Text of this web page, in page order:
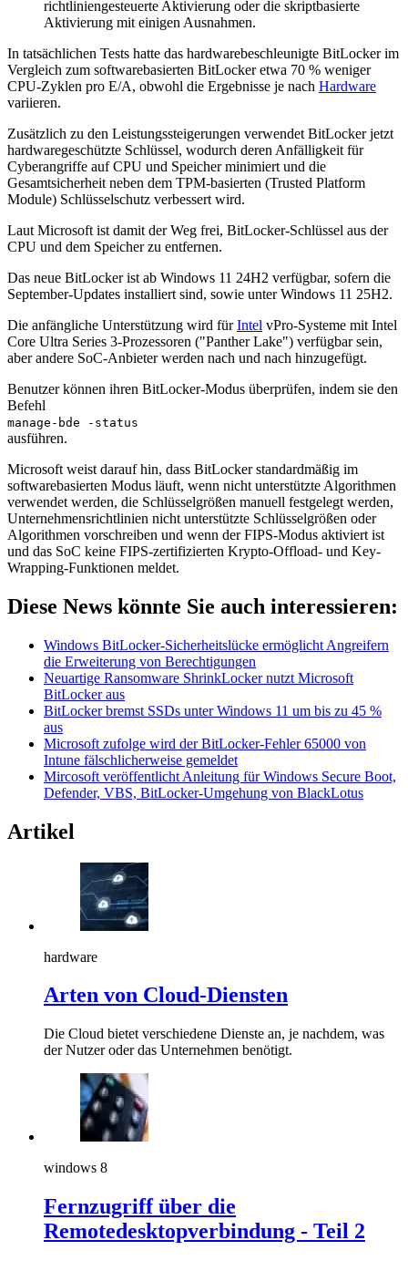
richtliniengesteuerte Aktivierung oder die skriptbasierte
Aktivierung mit einigen Ausnahmen.
In tatsächlichen Tests hatte das hardwarebeschleunigte BitLocker im
Vergleich zum softwarebasierten BitLocker etwa 70 % weniger
CPU-Zyklen pro E/A, obwohl die Ergebnisse je nach Hardware
variieren.
Zusätzlich zu den Leistungssteigerungen verwendet BitLocker jetzt
hardwaregeschützte Schlüssel, wodurch deren Anfälligkeit für
Cyberangriffe auf CPU und Speicher minimiert und die
Gesamtsicherheit neben dem TPM-basierten (Trusted Platform
Module) Schlüsselschutz verbessert wird.
Laut Microsoft ist damit der Weg frei, BitLocker-Schlüssel aus der
CPU und dem Speicher zu entfernen.
Das neue BitLocker ist ab Windows 11 24H2 verfügbar, sofern die
September-Updates installiert sind, sowie unter Windows 11 25H2.
Die anfängliche Unterstützung wird fürIntel vPro-Systeme mit Intel
Core Ultra Series 3-Prozessoren ("Panther Lake") verfügbar sein,
aber andere SoC-Anbieter werden nach und nach hinzugefügt.
Benutzer können ihren BitLocker-Modus überprüfen, indem sie den
Befehl
manage-bde -status
ausführen.
Microsoft weist darauf hin, dass BitLocker standardmäßig im
softwarebasierten Modus läuft, wenn nicht unterstützte Algorithmen
verwendet werden, die Schlüsselgrößen manuell festgelegt werden,
Unternehmensrichtlinien nicht unterstützte Schlüsselgrößen oder
Algorithmen vorschreiben und wenn der FIPS-Modus aktiviert ist
und das SoC keine FIPS-zertifizierten Krypto-Offload- und Key-
Wrapping-Funktionen meldet.
Diese News könnte Sie auch interessieren:
Windows BitLocker-Sicherheitslücke ermöglicht Angreifern
die Erweiterung von Berechtigungen
Neuartige Ransomware ShrinkLocker nutzt Microsoft
BitLocker aus
BitLocker bremst SSDs unter Windows 11 um bis zu 45 %
aus
Microsoft zufolge wird der BitLocker-Fehler 65000 von
Intune fälschlicherweise gemeldet
Mircosoft veröffentlicht Anleitung für Windows Secure Boot,
Defender, VBS, BitLocker-Umgehung von BlackLotus
Artikel
hardware
Arten von Cloud-Diensten
Die Cloud bietet verschiedene Dienste an, je nachdem, was
der Nutzer oder das Unternehmen benötigt.
windows 8
Fernzugriff über die
Remotedesktopverbindung - Teil 2